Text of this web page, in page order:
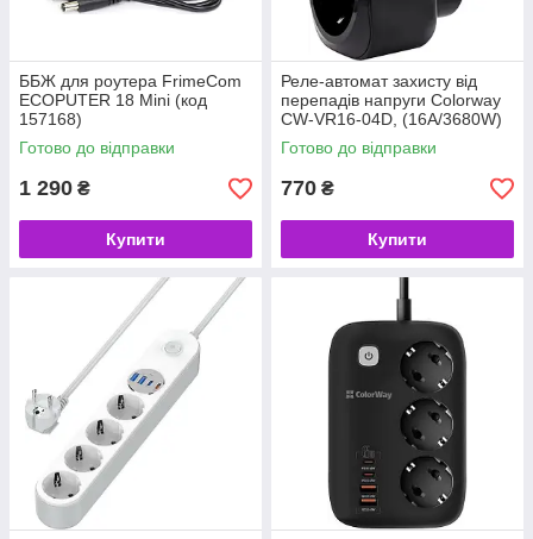
ББЖ для роутера FrimeCom
ECOPUTER 18 Mini (код
157168)
Готово до відправки
1 290 ₴
Купити
Реле-автомат захисту від
перепадів напруги Colorway
CW-VR16-04D, (16A/3680W)
150V-210V/230V-280V DS4,
Black (код 157940)
Готово до відправки
770 ₴
Купити